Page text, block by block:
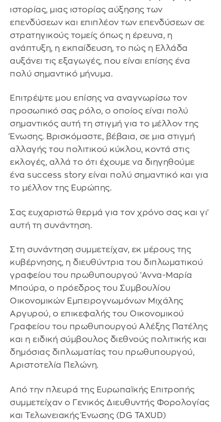
ιστορίας, μιας ιστορίας αύξησης των
επενδύσεων και επιπλέον των επενδύσεων σε
στρατηγικούς τομείς όπως η έρευνα, η
ανάπτυξη, η εκπαίδευση, το πώς η Ελλάδα
αυξάνει τις εξαγωγές, που είναι επίσης ένα
πολύ σημαντικό μήνυμα.
Επιτρέψτε μου επίσης να αναγνωρίσω τον
προσωπικό σας ρόλο, ο οποίος είναι πολύ
σημαντικός αυτή τη στιγμή για το μέλλον της
Ένωσης. Βρισκόμαστε, βέβαια, σε μια στιγμή
αλλαγής του πολιτικού κύκλου, κοντά στις
εκλογές, αλλά το ότι έχουμε να διηγηθούμε
ένα success story είναι πολύ σημαντικό και για
το μέλλον της Ευρώπης.
Σας ευχαριστώ θερμά για τον χρόνο σας και γι'
αυτή τη συνάντηση.
Στη συνάντηση συμμετείχαν, εκ μέρους της
κυβέρνησης, η διευθύντρια του διπλωματικού
γραφείου του πρωθυπουργού 'Αννα-Μαρία
Μπούρα, o πρόεδρος του Συμβουλίου
Οικονομικών Εμπειρογνωμόνων Μιχάλης
Αργυρού, ο επικεφαλής του Οικονομικού
Γραφείου του πρωθυπουργού Αλέξης Πατέλης
και η ειδική σύμβουλος διεθνούς πολιτικής και
δημόσιας διπλωματίας του πρωθυπουργού,
Αριστοτελία Πελώνη.
Από την πλευρά της Ευρωπαϊκής Επιτροπής
συμμετείχαν ο Γενικός Διευθυντής Φορολογίας
και Τελωνειακής Ένωσης (DG TAXUD)